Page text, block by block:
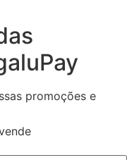
promoções e